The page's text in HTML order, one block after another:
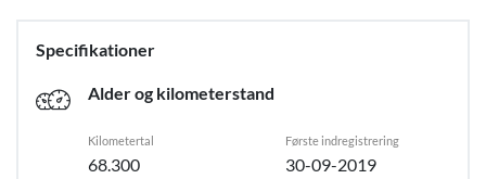
USB stik
ESP
Specifikationer
Alder og kilometerstand
Kilometertal
68.300
Første indregistrering
30-09-2019